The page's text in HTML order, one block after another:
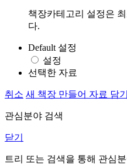
책장카테고리 설정은
다.
Default 설정
설정
선택한 자료
취소 새 책장 만들어 자료 담기
관심분야 검색
닫기
트리 또는 검색을 통해 관심